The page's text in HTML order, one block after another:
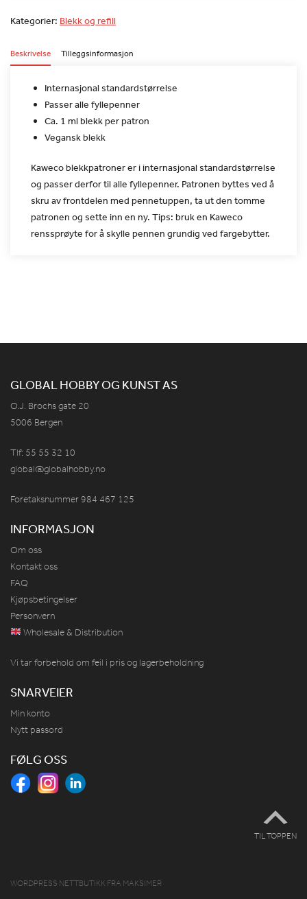
Kategorier: Blekk og refill
Beskrivelse Tilleggsinformasjon
Internasjonal standardstørrelse
Passer alle fyllepenner
Ca. 1 ml blekk per patron
Vegansk blekk
Kaweco blekkpatroner er i internasjonal standardstørrelse
og passer derfor til alle fyllepenner. Patronen byttes ved å
skru avfrontdelen med pennetuppen, ta ut den tomme
patronen og sette inn en ny. Tips: bruk en Kaweco
renssprøyte for å skylle pennen grundig ved fargebytter.
GLOBAL HOBBY OG KUNST AS
O.J. Brochs gate 20
5006 Bergen
Tlf: 55 55 32 10
global@globalhobby.no
Foretaksnummer 984 467 125
INFORMASJON
Om oss
Kontakt oss
FAQ
Kjøpsbetingelser
Personvern
Wholesale & Distribution
Vi tar forbehold om feil i pris og lagerbeholdning
SNARVEIER
Min konto
Nytt passord
FØLG OSS
TIL TOPPEN
WORDPRESS NETTBUTIKK FRA MAKSIMER